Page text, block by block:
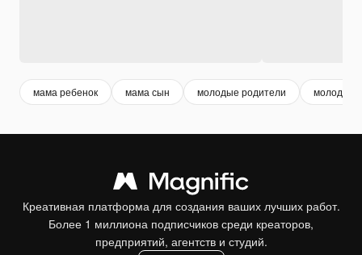
мама ребенок мама сын молодые родители молодая
Креативная платформа для создания ваших лучших работ.
Более 1 миллиона подписчиков среди креаторов,
предприятий, агентств и студий.